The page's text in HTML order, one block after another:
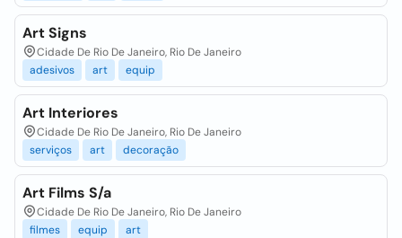
Art Signs
Cidade De Rio De Janeiro, Rio De Janeiro
adesivos
art equip
Art Interiores
Cidade De Rio De Janeiro, Rio De Janeiro
serviços
art decoração
Art Films S/a
Cidade De Rio De Janeiro, Rio De Janeiro
filmes
equip art